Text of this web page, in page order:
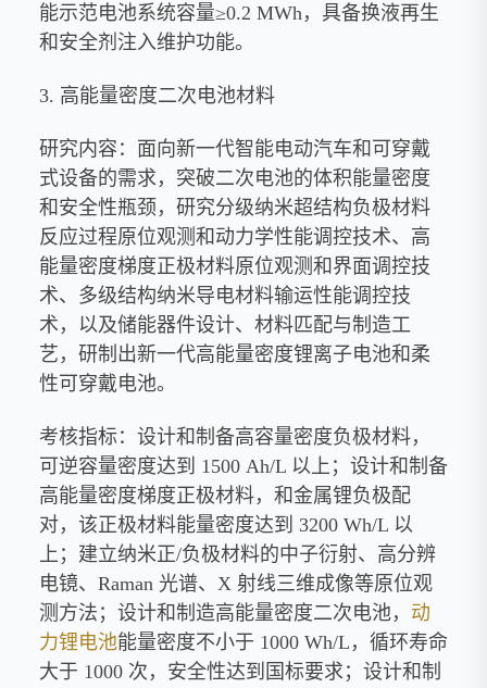
能示范电池系统容量≥0.2 MWh，具备换液再生
和安全剂注入维护功能。
3. 高能量密度二次电池材料
研究内容：面向新一代智能电动汽车和可穿戴
式设备的需求，突破二次电池的体积能量密度
和安全性瓶颈，研究分级纳米超结构负极材料
反应过程原位观测和动力学性能调控技术、高
能量密度梯度正极材料原位观测和界面调控技
术、多级结构纳米导电材料输运性能调控技
术，以及储能器件设计、材料匹配与制造工
艺，研制出新一代高能量密度锂离子电池和柔
性可穿戴电池。
考核指标：设计和制备高容量密度负极材料，
可逆容量密度达到 1500 Ah/L 以上；设计和制备
高能量密度梯度正极材料，和金属锂负极配
对，该正极材料能量密度达到 3200 Wh/L 以
上；建立纳米正/负极材料的中子衍射、高分辨
电镜、Raman 光谱、X 射线三维成像等原位观
测方法；设计和制造高能量密度二次电池， 动
力锂电池能量密度不小于 1000 Wh/L，循环寿命
大于 1000 次，安全性达到国标要求；设计和制